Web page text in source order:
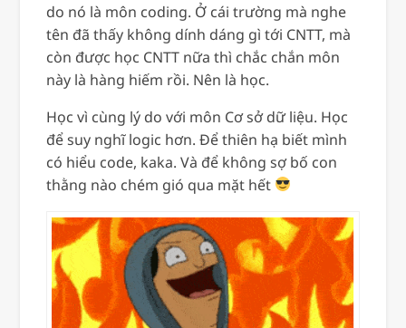
do nó là môn coding. Ở cái trường mà nghe
tên đã thấy không dính dáng gì tới CNTT, mà
còn được học CNTT nữa thì chắc chắn môn
này là hàng hiếm rồi. Nên là học.
Học vì cùng lý do với môn Cơ sở dữ liệu. Học
để suy nghĩ logic hơn. Để thiên hạ biết mình
có hiểu code, kaka. Và để không sợ bố con
thằng nào chém gió qua mặt hết